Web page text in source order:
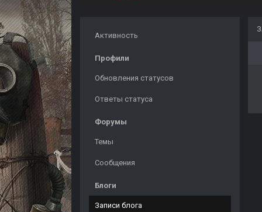
Активность
Профили
Обновления статусов
Ответы статуса
Форумы
Темы
Сообщения
Блоги
Записи блога